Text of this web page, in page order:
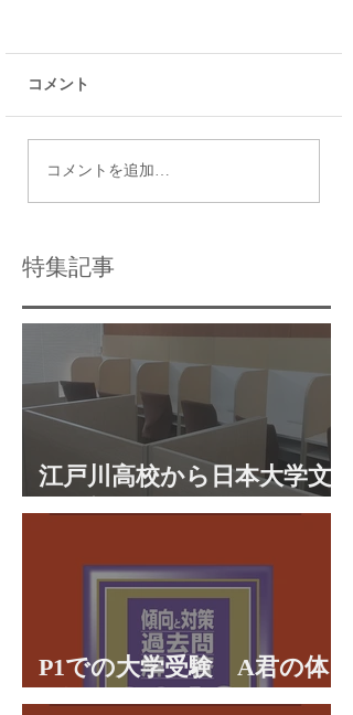
令和9年度都立高校入試
コメント
コメントを追加…
特集記事
江戸川高校から日本大学文
理学部に合格 合格体験談
P1での大学受験 A君の体
験談パート２